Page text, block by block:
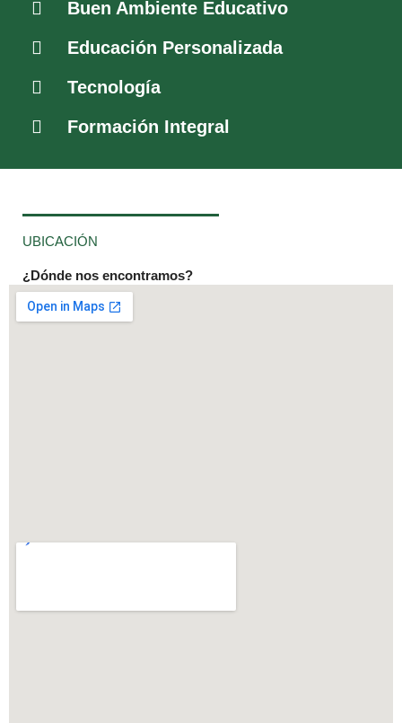
Buen Ambiente Educativo
Educación Personalizada
Tecnología
Formación Integral
UBICACIÓN
¿Dónde nos encontramos?